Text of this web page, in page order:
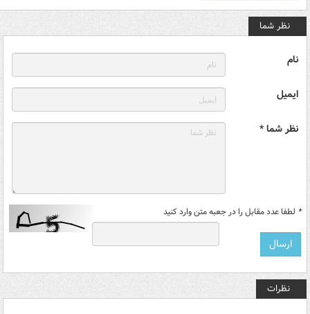
نظر شما
نام
ایمیل
نظر شما *
* لطفا عدد مقابل را در جعبه متن وارد کنید
نظرات